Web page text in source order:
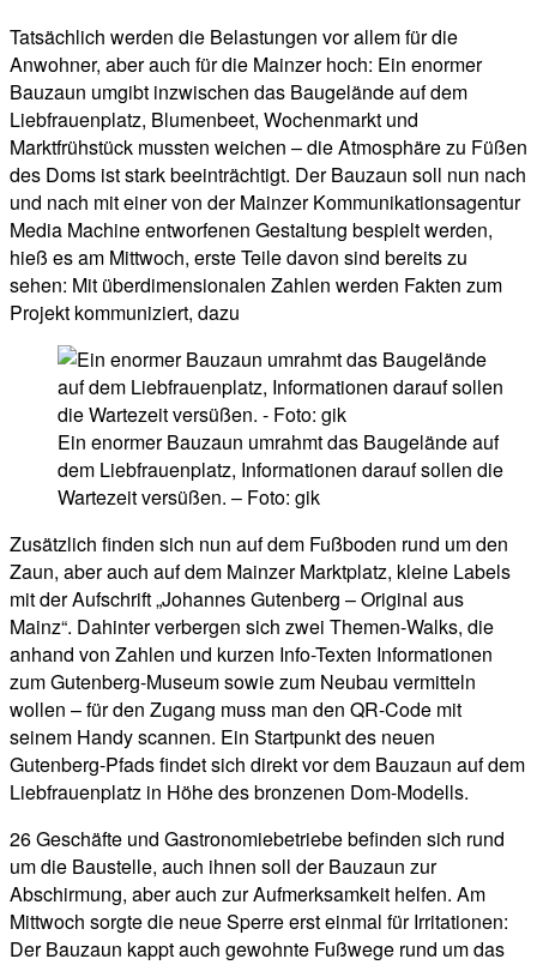
Tatsächlich werden die Belastungen vor allem für die
Anwohner, aber auch für die Mainzer hoch: Ein enormer
Bauzaun umgibt inzwischen das Baugelände auf dem
Liebfrauenplatz, Blumenbeet, Wochenmarkt und
Marktfrühstück mussten weichen – die Atmosphäre zu Füßen
des Doms ist stark beeinträchtigt. Der Bauzaun soll nun nach
und nach mit einer von der Mainzer Kommunikationsagentur
Media Machine entworfenen Gestaltung bespielt werden,
hieß es am Mittwoch, erste Teile davon sind bereits zu
sehen: Mit überdimensionalen Zahlen werden Fakten zum
Projekt kommuniziert, dazu
Ein enormer Bauzaun umrahmt das Baugelände auf
dem Liebfrauenplatz, Informationen darauf sollen die
Wartezeit versüßen. – Foto: gik
Zusätzlich finden sich nun auf dem Fußboden rund um den
Zaun, aber auch auf dem Mainzer Marktplatz, kleine Labels
mit der Aufschrift „Johannes Gutenberg – Original aus
Mainz“. Dahinter verbergen sich zwei Themen-Walks, die
anhand von Zahlen und kurzen Info-Texten Informationen
zum Gutenberg-Museum sowie zum Neubau vermitteln
wollen – für den Zugang muss man den QR-Code mit
seinem Handy scannen. Ein Startpunkt des neuen
Gutenberg-Pfads findet sich direkt vor dem Bauzaun auf dem
Liebfrauenplatz in Höhe des bronzenen Dom-Modells.
26 Geschäfte und Gastronomiebetriebe befinden sich rund
um die Baustelle, auch ihnen soll der Bauzaun zur
Abschirmung, aber auch zur Aufmerksamkeit helfen. Am
Mittwoch sorgte die neue Sperre erst einmal für Irritationen:
Der Bauzaun kappt auch gewohnte Fußwege rund um das